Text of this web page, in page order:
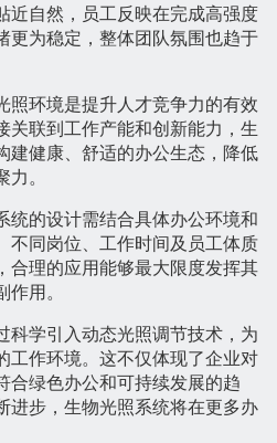
近自然，员工反映在完成高强度
更为稳定，整体团队氛围也趋于
照环境是提升人才竞争力的有效
关联到工作产能和创新能力，生
建健康、舒适的办公生态，降低
。
统的设计需结合具体办公环境和
不同岗位、工作时间及员工体质
合理的应用能够最大限度发挥其
用。
科学引入动态光照调节技术，为
工作环境。这不仅体现了企业对
合绿色办公和可持续发展的趋
进步，生物光照系统将在更多办